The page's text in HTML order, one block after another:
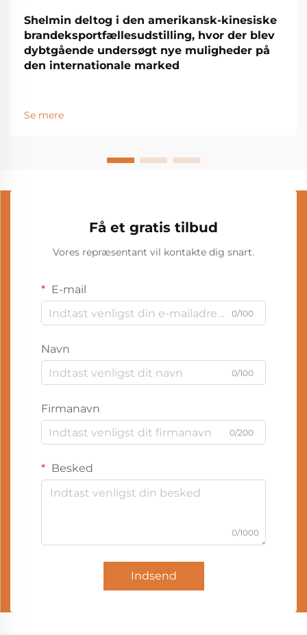
Shelmin deltog i den amerikansk-kinesiske
brandeksportfællesudstilling, hvor der blev
dybtgående undersøgt nye muligheder på
den internationale marked
Se mere
Få et gratis tilbud
Vores repræsentant vil kontakte dig snart.
E-mail
0/100
Navn
0/100
Firmanavn
0/200
Besked
0/1000
Indsend